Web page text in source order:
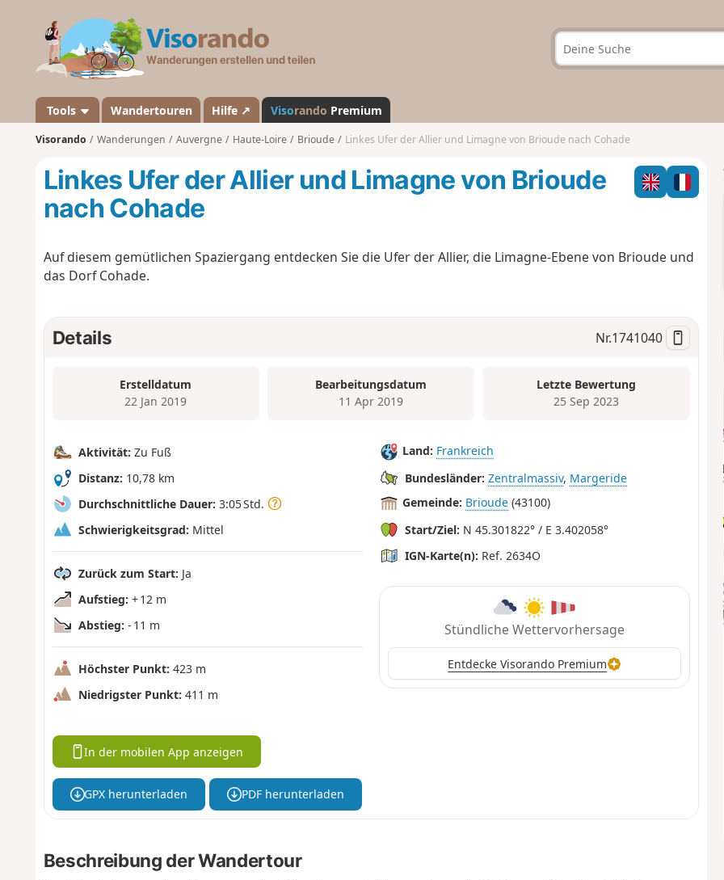
a
n
d
Tools Wandertouren Hilfe ↗ Visorando Premium
Visorando Wanderungen Auvergne Haute-Loire Brioude Linkes Ufer der Allier und Limagne von Brioude nach Cohade
Linkes Ufer der Allier und Limagne von Brioude
nach Cohade
Auf diesem gemütlichen Spaziergang entdecken Sie die Ufer der Allier, die Limagne-Ebene von Brioude und
das Dorf Cohade.
Details Nr.1741040
Erstelldatum
22 Jan 2019
Bearbeitungsdatum
11 Apr 2019
Letzte Bewertung
25 Sep 2023
Aktivität: Zu Fuß
Distanz: 10,78 km
Durchschnittliche Dauer: 3:05 Std.
Schwierigkeitsgrad: Mittel
Zurück zum Start: Ja
Aufstieg: + 12 m
Abstieg: - 11 m
Höchster Punkt: 423 m
Niedrigster Punkt: 411 m
Land: Frankreich
Bundesländer: Zentralmassiv, Margeride
Gemeinde: Brioude (43100)
Start/Ziel: N 45.301822° / E 3.402058°
IGN-Karte(n): Ref. 2634O
Stündliche Wettervorhersage
Entdecke Visorando Premium
In der mobilen App anzeigen
GPX herunterladen PDF herunterladen
Beschreibung der Wandertour